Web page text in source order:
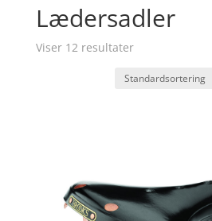
Lædersadler
Viser 12 resultater